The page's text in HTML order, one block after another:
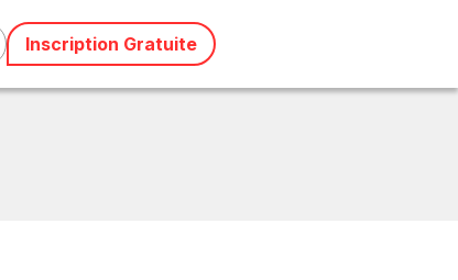
Inscription Gratuite